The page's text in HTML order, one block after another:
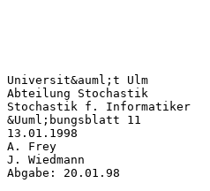
Universit&auml;t Ulm
Abteilung Stochastik
Stochastik f. Informatiker
&Uuml;bungsblatt 11
13.01.1998
A. Frey
J. Wiedmann
Abgabe: 20.01.98